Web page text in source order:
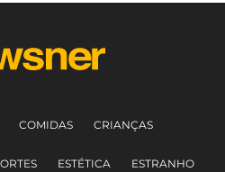
COMIDAS CRIANÇAS
ESTÉTICA ESTRANHO